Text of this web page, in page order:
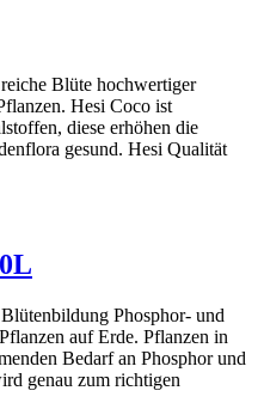
Blüte hochwertiger
Hesi Coco ist
diese erhöhen die
gesund. Hesi Qualität
Phosphor- und
auf Erde. Pflanzen in
Bedarf an Phosphor und
genau zum richtigen